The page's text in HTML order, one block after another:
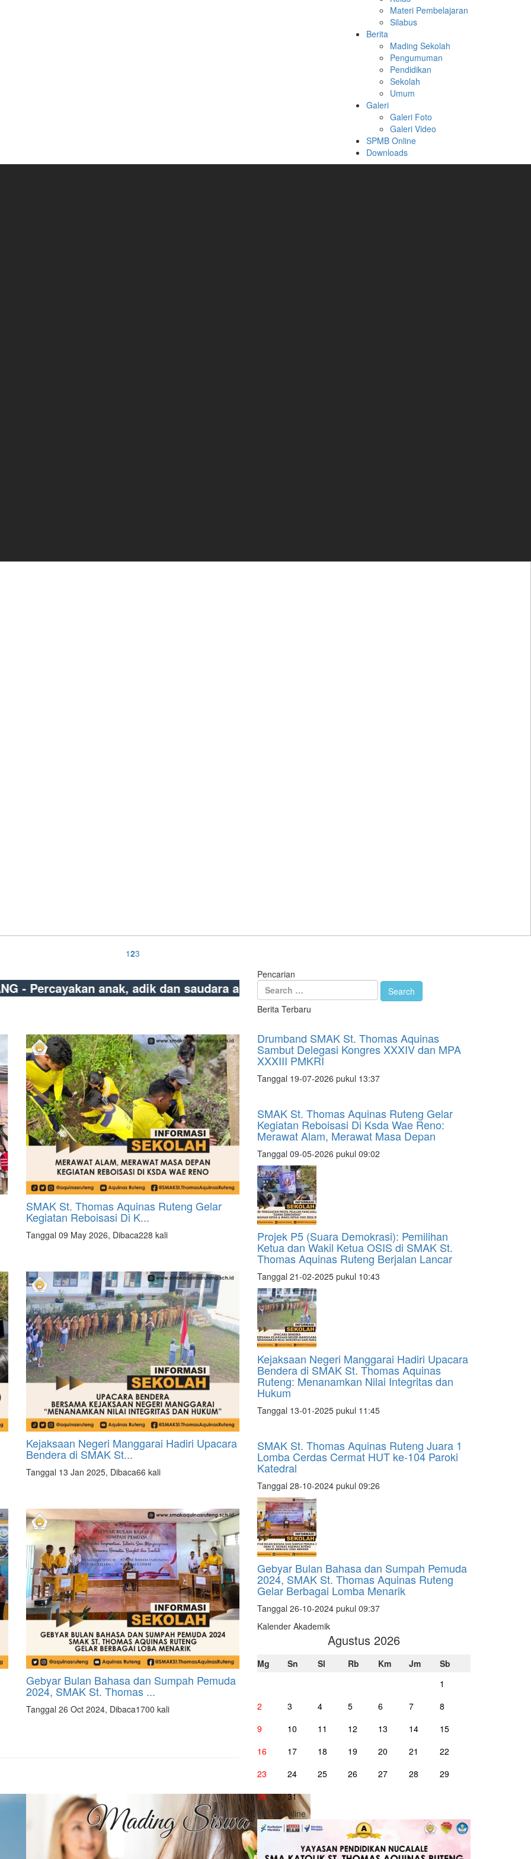
Materi Pembelajaran
Silabus
Berita
Mading Sekolah
Pengumuman
Pendidikan
Sekolah
Umum
Galeri
Galeri Foto
Galeri Video
SPMB Online
Downloads
123
anak, adik dan saudara anda pada kami !
SMAK St. Thomas Aquinas Ruteng Gelar
Kegiatan Reboisasi Di K...
Tanggal 09 May 2026, Dibaca228 kali
Kejaksaan Negeri Manggarai Hadiri Upacara
Bendera di SMAK St...
Tanggal 13 Jan 2025, Dibaca66 kali
Gebyar Bulan Bahasa dan Sumpah Pemuda
2024, SMAK St. Thomas ...
Tanggal 26 Oct 2024, Dibaca1700 kali
Pencarian
Berita Terbaru
Drumband SMAK St. Thomas Aquinas
Sambut Delegasi Kongres XXXIV dan MPA
XXXIII PMKRI
Tanggal 19-07-2026 pukul 13:37
SMAK St. Thomas Aquinas Ruteng Gelar
Kegiatan Reboisasi Di Ksda Wae Reno:
Merawat Alam, Merawat Masa Depan
Tanggal 09-05-2026 pukul 09:02
Projek P5 (Suara Demokrasi): Pemilihan
Ketua dan Wakil Ketua OSIS di SMAK St.
Thomas Aquinas Ruteng Berjalan Lancar
Tanggal 21-02-2025 pukul 10:43
Kejaksaan Negeri Manggarai Hadiri Upacara
Bendera di SMAK St. Thomas Aquinas
Ruteng: Menanamkan Nilai Integritas dan
Hukum
Tanggal 13-01-2025 pukul 11:45
SMAK St. Thomas Aquinas Ruteng Juara 1
Lomba Cerdas Cermat HUT ke-104 Paroki
Katedral
Tanggal 28-10-2024 pukul 09:26
Gebyar Bulan Bahasa dan Sumpah Pemuda
2024, SMAK St. Thomas Aquinas Ruteng
Gelar Berbagai Lomba Menarik
Tanggal 26-10-2024 pukul 09:37
Kalender Akademik
Agustus 2026
Mg Sn Sl Rb Km Jm
Sb
1
2
3 4 5 6 7
8
9
10 11 12 13 14
15
16
17 18 19 20 21
22
23
24 25 26 27 28
29
30
31
PPDB Online